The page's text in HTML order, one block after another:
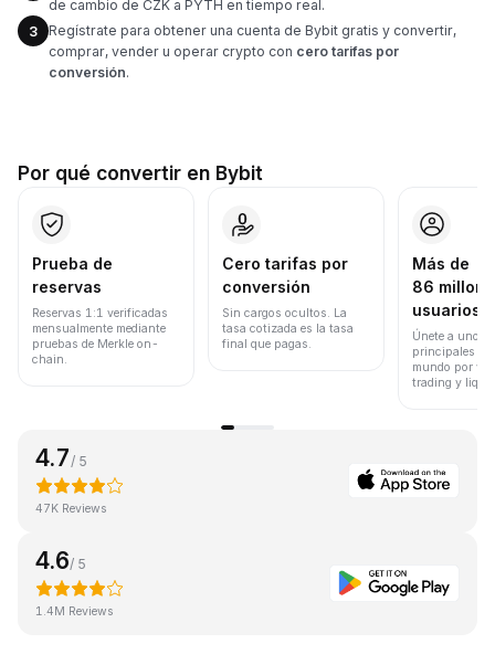
de cambio de CZK a PYTH en tiempo real.
3
Regístrate para obtener una cuenta de Bybit gratis y convertir,
comprar, vender u operar crypto con cero tarifas por
conversión.
Por qué convertir en Bybit
Prueba de
reservas
Reservas 1:1 verificadas
mensualmente mediante
pruebas de Merkle on-
chain.
Cero tarifas por
conversión
Sin cargos ocultos. La
tasa cotizada es la tasa
final que pagas.
Más de
86
usuarios
Únete a uno
principales
mundo por
trading y
4.7 / 5
47K Reviews
4.6/ 5
1.4M Reviews